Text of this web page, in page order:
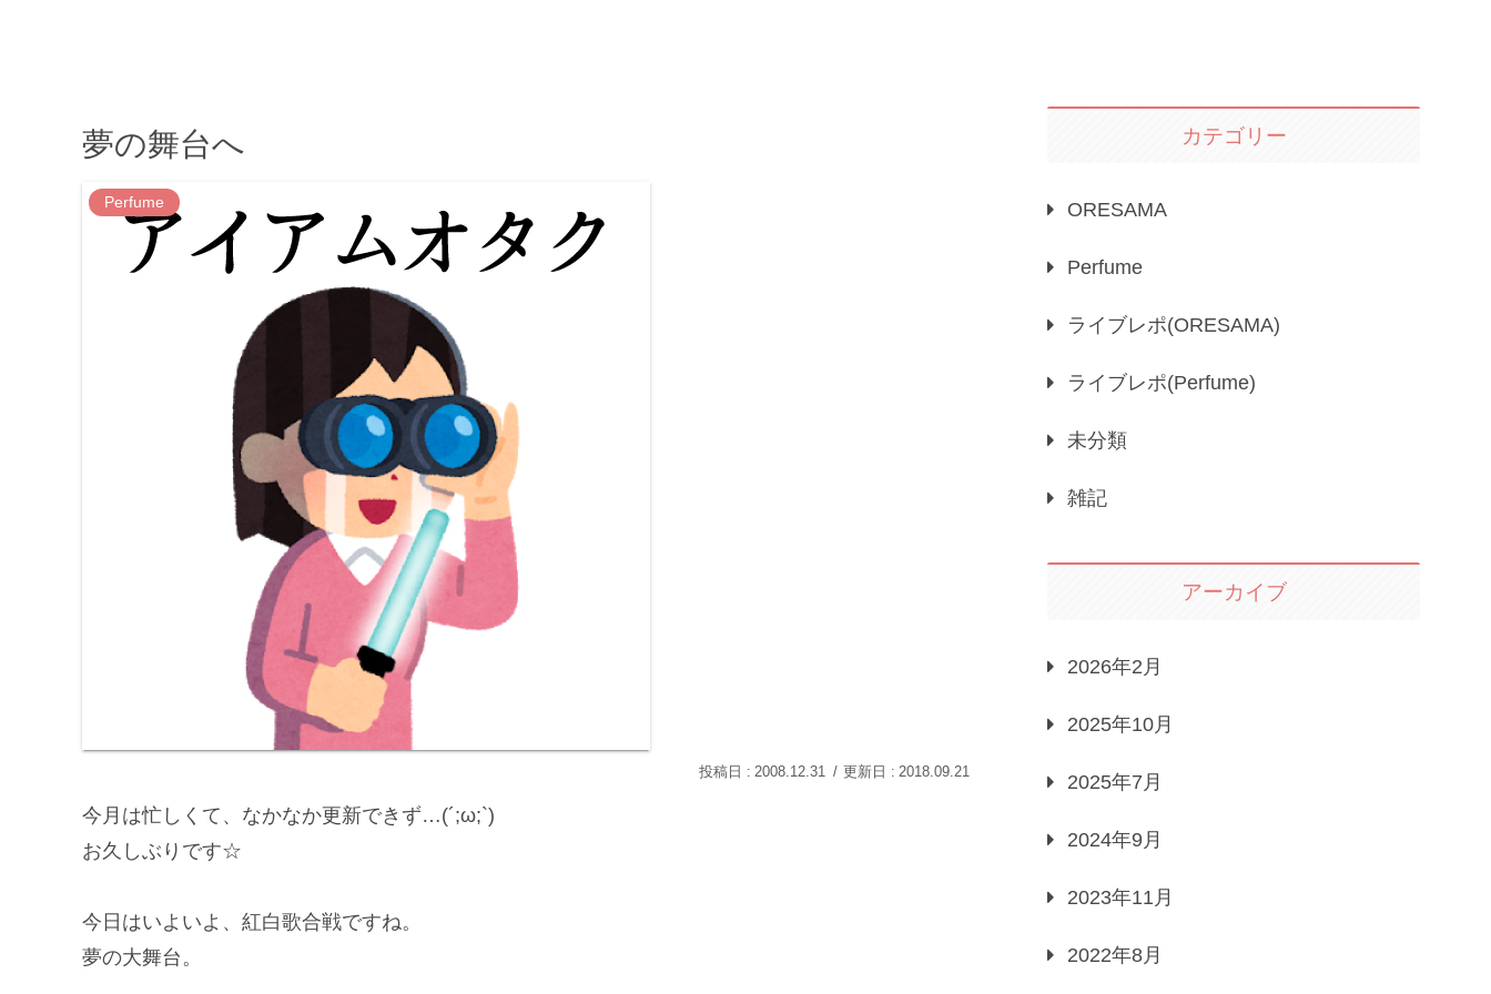
夢の舞台へ
Perfume
2008.12.31 2018.09.21
今月は忙しくて、なかなか更新できず…(´;ω;`)
お久しぶりです☆
今日はいよいよ、紅白歌合戦ですね。
夢の大舞台。
カテゴリー
ORESAMA
Perfume
ライブレポ(ORESAMA)
ライブレポ(Perfume)
未分類
雑記
アーカイブ
2026年2月
2025年10月
2025年7月
2024年9月
2023年11月
2022年8月